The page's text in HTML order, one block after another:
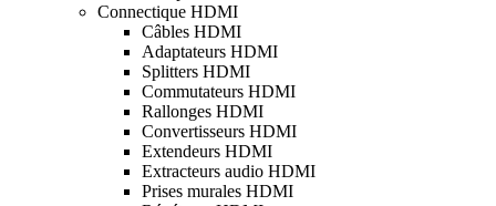
Connectique HDMI
Câbles HDMI
Adaptateurs HDMI
Splitters HDMI
Commutateurs HDMI
Rallonges HDMI
Convertisseurs HDMI
Extendeurs HDMI
Extracteurs audio HDMI
Prises murales HDMI